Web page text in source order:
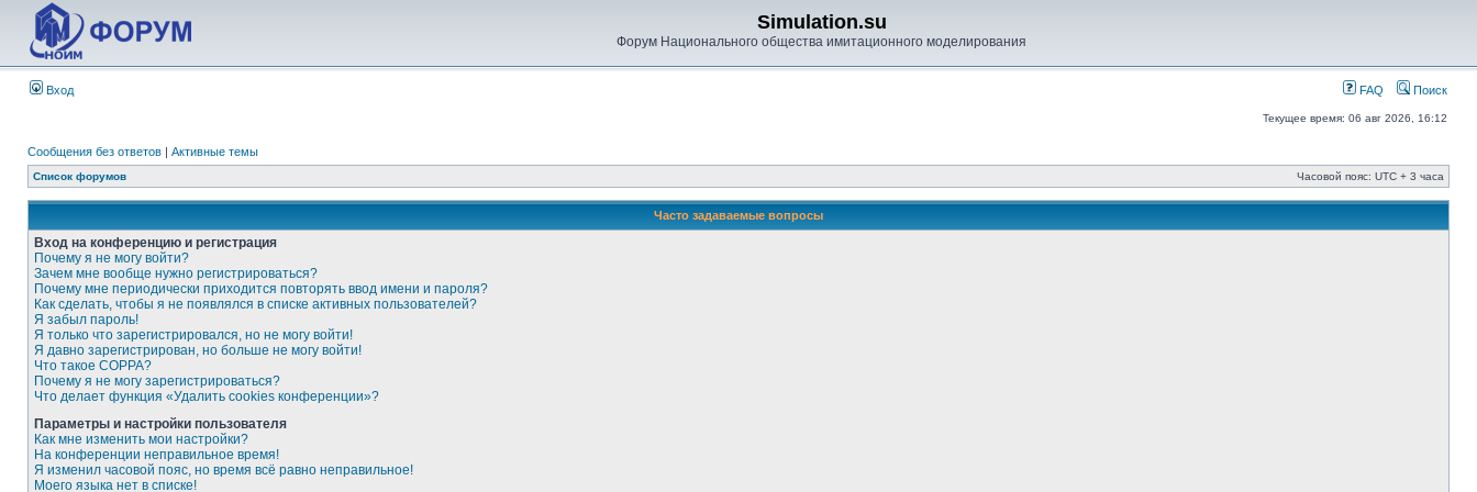
Simulation.su
Форум Национального общества имитационного моделирования
Вход FAQ Поиск
Текущее время: 06 авг 2026, 16:12
Сообщения без ответов | Активные темы
Список форумов Часовой пояс: UTC + 3 часа
Часто задаваемые вопросы
Вход на конференцию и регистрация
Почему я не могу войти?
Зачем мне вообще нужно регистрироваться?
Почему мне периодически приходится повторять ввод имени и пароля?
Как сделать, чтобы я не появлялся в списке активных пользователей?
Я забыл пароль!
Я только что зарегистрировался, но не могу войти!
Я давно зарегистрирован, но больше не могу войти!
Что такое COPPA?
Почему я не могу зарегистрироваться?
Что делает функция «Удалить cookies конференции»?
Параметры и настройки пользователя
Как мне изменить мои настройки?
На конференции неправильное время!
Я изменил часовой пояс, но время всё равно неправильное!
Моего языка нет в списке!